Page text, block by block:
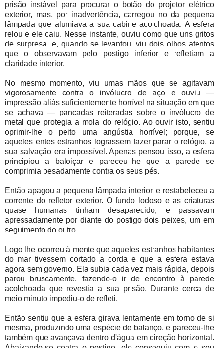
prisão instável para procurar o botão do projetor elétrico
exterior, mas, por inadvertência, carregou no da pequena
lâmpada que alumiava a sua cabine acolchoada. A esfera
relou e ele caiu. Nesse instante, ouviu como que uns gritos
de surpresa, e, quando se levantou, viu dois olhos atentos
que o observavam pelo postigo inferior e refletiam a
claridade interior.
No mesmo momento, viu umas mãos que se agitavam
vigorosamente contra o invólucro de aço e ouviu —
impressão aliás suficientemente horrível na situação em que
se achava — pancadas reiteradas sobre o invólucro de
metal que protegia a mola do relógio. Ao ouvir isto, sentiu
oprimir-lhe o peito uma angústia horrível; porque, se
aqueles entes estranhos lograssem fazer parar o relógio, a
sua salvação era impossível. Apenas pensou isso, a esfera
principiou a baloiçar e pareceu-lhe que a parede se
comprimia pesadamente contra os seus pés.
Então apagou a pequena lâmpada interior, e restabeleceu a
corrente do refletor exterior. O fundo lodoso e as criaturas
quase humanas tinham desaparecido, e passavam
apressadamente por diante do postigo dois peixes, um em
seguimento do outro.
Logo lhe ocorreu à mente que aqueles estranhos habitantes
do mar tivessem cortado a corda e que a esfera estava
agora sem governo. Ela subia cada vez mais rápida, depois
parou bruscamente, fazendo-o ir de encontro à parede
acolchoada que revestia a sua prisão. Durante cerca de
meio minuto impediu-o de refleti.
Então sentiu que a esfera girava lentamente em torno de si
mesma, produzindo uma espécie de balanço, e pareceu-lhe
também que avançava dentro d'água em direção horizontal.